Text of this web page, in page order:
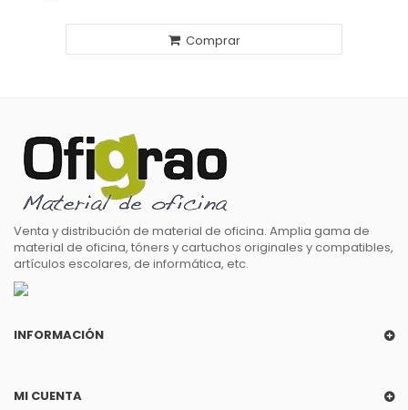
Comprar
Venta y distribución de material de oficina. Amplia gama de
material de oficina, tóners y cartuchos originales y compatibles,
artículos escolares, de informática, etc.
INFORMACIÓN
MI CUENTA